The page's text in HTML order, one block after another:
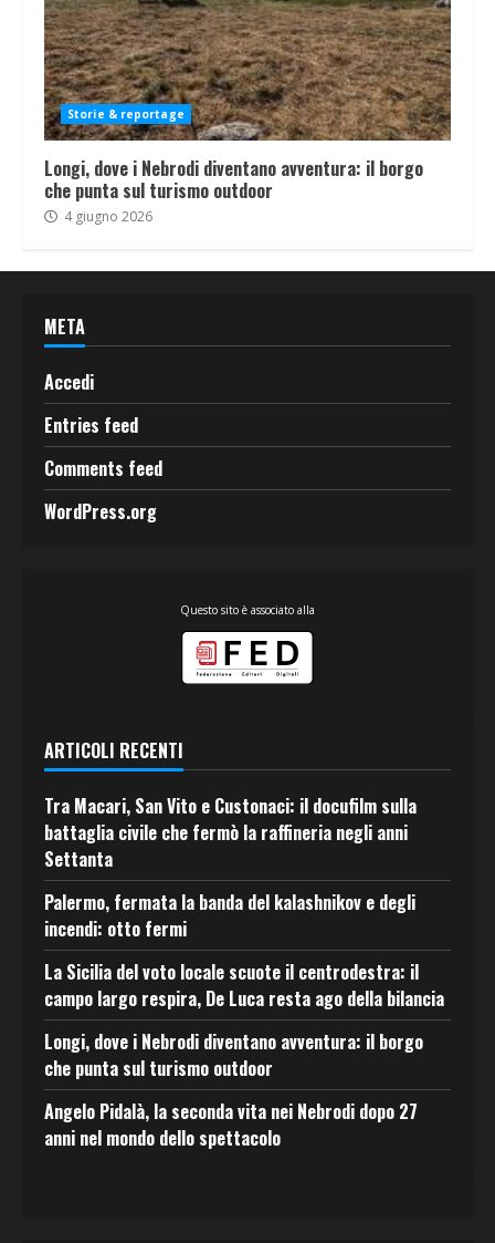
Storie & reportage
Longi, dove i Nebrodi diventano avventura: il borgo
che punta sul turismo outdoor
4 giugno 2026
META
Accedi
Entries feed
Comments feed
WordPress.org
Questo sito è associato alla
ARTICOLI RECENTI
Tra Macari, San Vito e Custonaci: il docufilm sulla
battaglia civile che fermò la raffineria negli anni
Settanta
Palermo, fermata la banda del kalashnikov e degli
incendi: otto fermi
La Sicilia del voto locale scuote il centrodestra: il
campo largo respira, De Luca resta ago della bilancia
Longi, dove i Nebrodi diventano avventura: il borgo
che punta sul turismo outdoor
Angelo Pidalà, la seconda vita nei Nebrodi dopo 27
anni nel mondo dello spettacolo